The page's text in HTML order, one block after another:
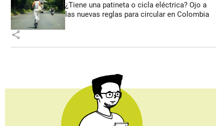
¿Tiene una patineta o cicla eléctrica? Ojo a
las nuevas reglas para circular en Colombia
share